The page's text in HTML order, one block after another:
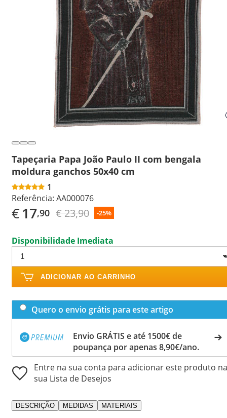
Tapeçaria Papa João Paulo II com bengala
moldura ganchos 50x40 cm
1
Referência: AA000076
€17,90 € 23,90 -25%
Disponibilidade Imediata
ADICIONAR AO CARRINHO
Quero o envio grátis para este artigo
Envio GRÁTIS e até 1500€ de
poupança por apenas 8,90€/ano.
Entre na sua conta para adicionar este produto na
sua Lista de Desejos
DESCRIÇÃO MEDIDAS MATERIAIS